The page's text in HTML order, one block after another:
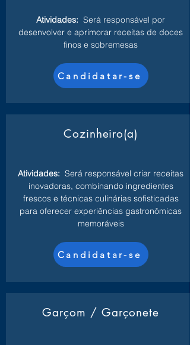
Atividades: Será responsável por
desenvolver e aprimorar receitas de doces
finos e sobremesas
Candidatar-se
Cozinheiro(a)
Atividades: Será responsável criar receitas
inovadoras, combinando ingredientes
frescos e técnicas culinárias sofisticadas
para oferecer experiências gastronômicas
memoráveis
Candidatar-se
Garçom / Garçonete